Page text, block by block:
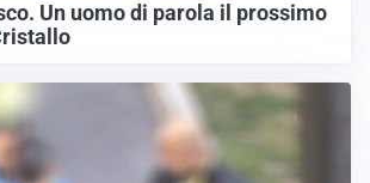
Un uomo di parola il prossimo